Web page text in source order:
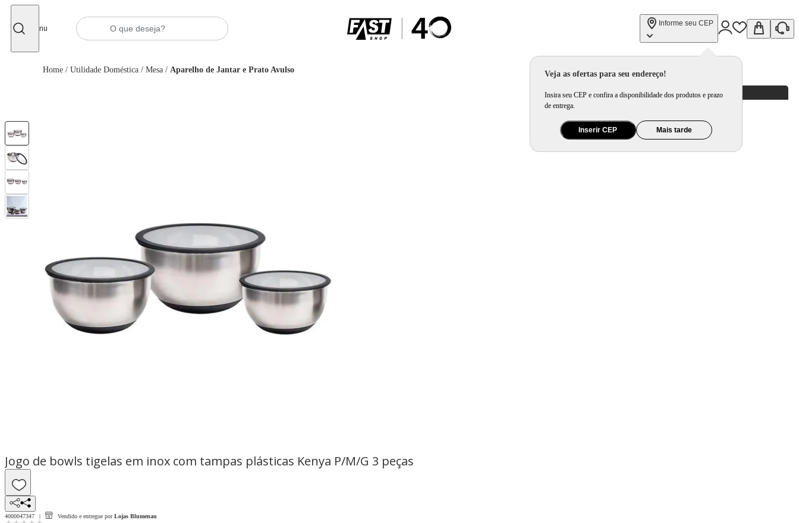
Menu
Informe seu CEP
Veja as ofertas para seu endereço!
Insira seu CEP e confira a disponibilidade dos produtos e prazo
de entrega.
Inserir CEP Mais tarde
Home / Utilidade Doméstica / Mesa / Aparelho de Jantar e Prato Avulso
Jogo de bowls tigelas em inox com tampas plásticas Kenya P/M/G 3 peças
4000047347 Vendido e entregue por Lojas Blumenau